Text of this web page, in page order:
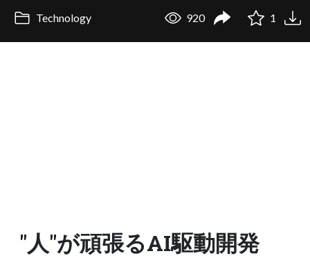
Technology 920 1
"人"が頑張るAI駆動開発